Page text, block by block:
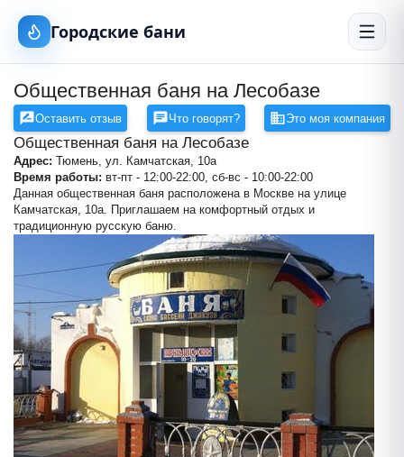
Городские бани
Общественная баня на Лесобазе
Оставить отзыв Что говорят? Это моя компания
Общественная баня на Лесобазе
Адрес: Тюмень, ул. Камчатская, 10а
Время работы: вт-пт - 12:00-22:00, сб-вс - 10:00-22:00
Данная общественная баня расположена в Москве на улице
Камчатская, 10а. Приглашаем на комфортный отдых и
традиционную русскую баню.